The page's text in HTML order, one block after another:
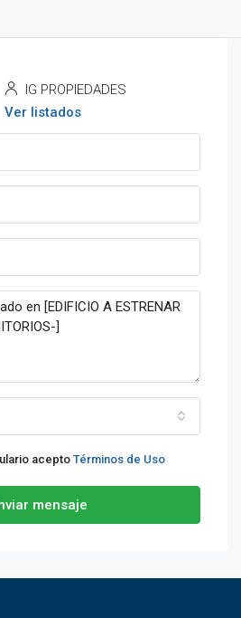
IG PROPIEDADES
Ver listados
acepto Términos de Uso
mensaje